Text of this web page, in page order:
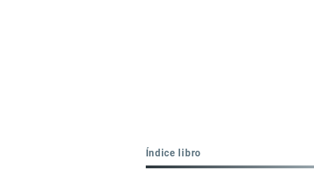
Índice libro